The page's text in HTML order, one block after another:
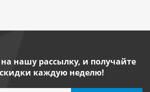
нашу рассылку, и получайте
каждую неделю!